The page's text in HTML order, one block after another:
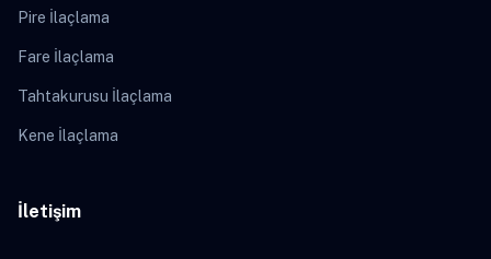
Pire İlaçlama
Fare İlaçlama
Tahtakurusu İlaçlama
Kene İlaçlama
İletişim